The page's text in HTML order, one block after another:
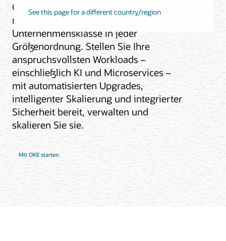
See this page for a different country/region
OKE optimiert den Betrieb für Cloud-
natives Kubernetes der
Unternehmensklasse in jeder
Größenordnung. Stellen Sie Ihre
anspruchsvollsten Workloads –
einschließlich KI und Microservices –
mit automatisierten Upgrades,
intelligenter Skalierung und integrierter
Sicherheit bereit, verwalten und
skalieren Sie sie.
Mit OKE starten